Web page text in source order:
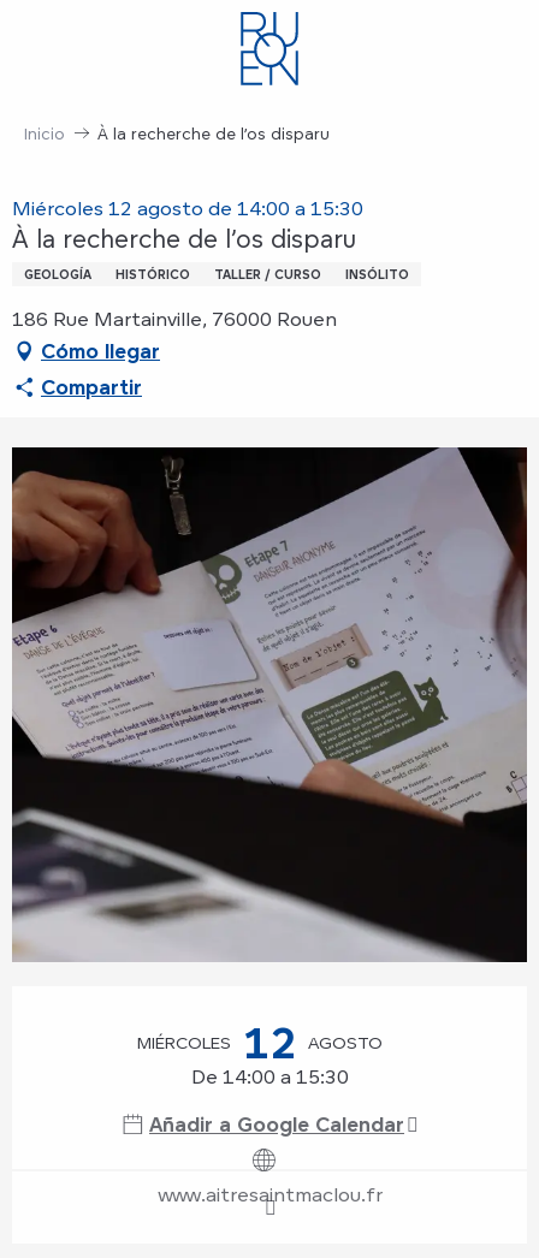
Inicio À la recherche de l’os disparu
Miércoles 12 agosto de 14:00 a 15:30
À la recherche de l’os disparu
GEOLOGÍA HISTÓRICO TALLER / CURSO INSÓLITO
186 Rue Martainville, 76000 Rouen
Cómo llegar
Compartir
MIÉRCOLES 12 AGOSTO
De 14:00 a 15:30
Añadir a Google Calendar
www.aitresaintmaclou.fr